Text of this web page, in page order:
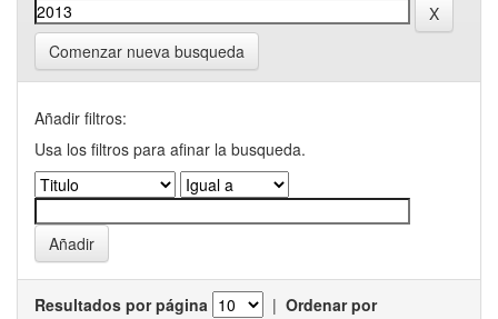
Comenzar nueva busqueda
Añadir filtros:
Usa los filtros para afinar la busqueda.
Resultados por página | Ordenar por